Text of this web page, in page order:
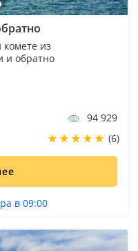
комете из
и обратно
94 929
(6)
в 09:00